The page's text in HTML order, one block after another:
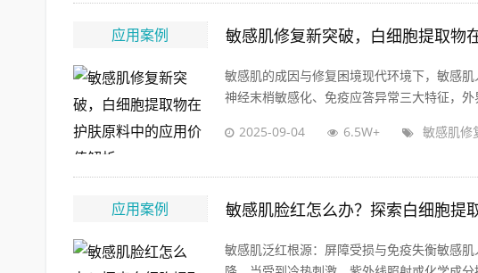
应用案例 敏感肌修复新突破，白细胞提取物
敏感肌的成因与修复困境现代环境下，敏感
神经末梢敏感化、免疫应答异常三大特征，外
2025-09-04 6.5W+ 敏感肌修
应用案例 敏感肌脸红怎么办？探索白细胞提
敏感肌泛红根源：屏障受损与免疫失衡敏感